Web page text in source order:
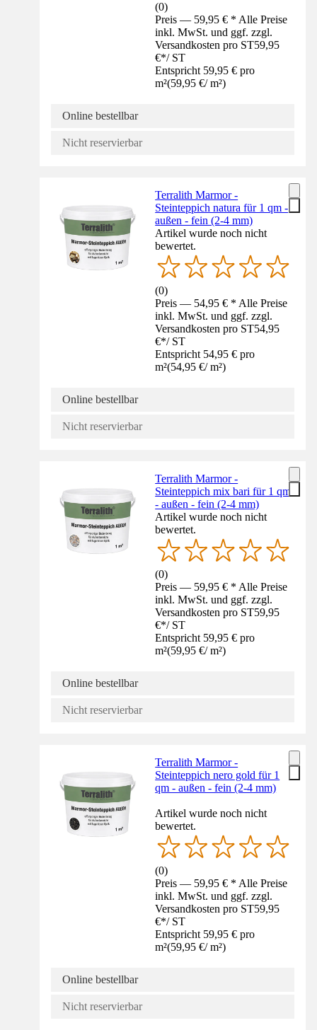
(0)
Preis — 59,95 € * Alle Preise
inkl. MwSt. und ggf. zzgl.
Versandkosten pro ST59,95
€*/ ST
Entspricht 59,95 € pro
m²(59,95 €/ m²)
Online bestellbar
Nicht reservierbar
Terralith Marmor -
Steinteppich natura für 1 qm -
außen - fein (2-4 mm)
Artikel wurde noch nicht
bewertet.
(0)
Preis — 54,95 € * Alle Preise
inkl. MwSt. und ggf. zzgl.
Versandkosten pro ST54,95
€*/ ST
Entspricht 54,95 € pro
m²(54,95 €/ m²)
Online bestellbar
Nicht reservierbar
Terralith Marmor -
Steinteppich mix bari für 1 qm
- außen - fein (2-4 mm)
Artikel wurde noch nicht
bewertet.
(0)
Preis — 59,95 € * Alle Preise
inkl. MwSt. und ggf. zzgl.
Versandkosten pro ST59,95
€*/ ST
Entspricht 59,95 € pro
m²(59,95 €/ m²)
Online bestellbar
Nicht reservierbar
Terralith Marmor -
Steinteppich nero gold für 1
qm - außen - fein (2-4 mm)
Artikel wurde noch nicht
bewertet.
(0)
Preis — 59,95 € * Alle Preise
inkl. MwSt. und ggf. zzgl.
Versandkosten pro ST59,95
€*/ ST
Entspricht 59,95 € pro
m²(59,95 €/ m²)
Online bestellbar
Nicht reservierbar